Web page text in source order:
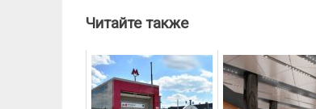
записям
Читайте также